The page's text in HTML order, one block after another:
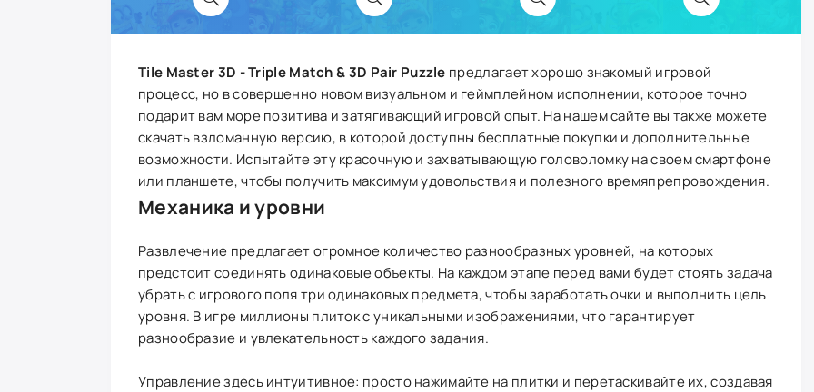
Tile Master 3D - Triple Match & 3D Pair Puzzle предлагает хорошо знакомый игровой
процесс, но в совершенно новом визуальном и геймплейном исполнении, которое точно
подарит вам море позитива и затягивающий игровой опыт. На нашем сайте вы также можете
скачать взломанную версию, в которой доступны бесплатные покупки и дополнительные
возможности. Испытайте эту красочную и захватывающую головоломку на своем смартфоне
или планшете, чтобы получить максимум удовольствия и полезного времяпрепровождения.
Механика и уровни
Развлечение предлагает огромное количество разнообразных уровней, на которых
предстоит соединять одинаковые объекты. На каждом этапе перед вами будет стоять задача
убрать с игрового поля три одинаковых предмета, чтобы заработать очки и выполнить цель
уровня. В игре миллионы плиток с уникальными изображениями, что гарантирует
разнообразие и увлекательность каждого задания.
Управление здесь интуитивное: просто нажимайте на плитки и перетаскивайте их, создавая